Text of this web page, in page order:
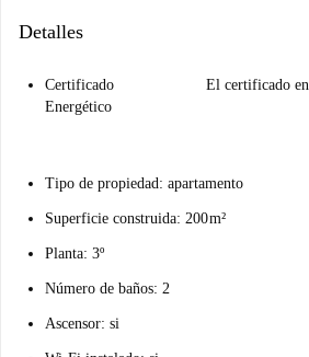
Detalles
Certificado
Energético
El certificado
Tipo de propiedad: apartamento
Superficie construida: 200 m²
Planta: 3º
Número de baños: 2
Ascensor: si